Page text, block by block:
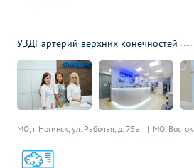
МО, г. Ногинск, ул. Рабочая, д. 75а, МО, Восток
УЗДГ артерий верхних конечностей